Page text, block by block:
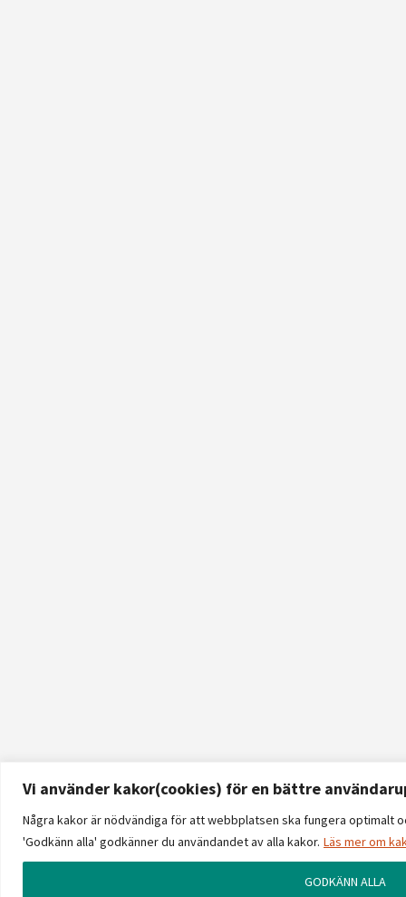
Vi använder kakor(cookies) för en bättre
Några kakor är nödvändiga för att webbplatsen ska fungera optimalt
'Godkänn alla' godkänner du användandet av alla kakor. Läs mer om
GODKÄNN ALLA